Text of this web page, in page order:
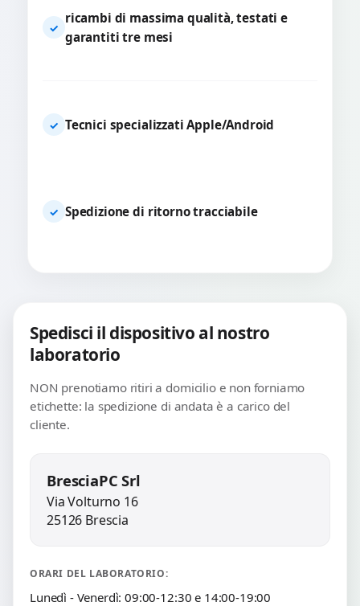
✓
ricambi di massima qualità, testati e
garantiti tre mesi
✓ Tecnici specializzati Apple/Android
✓ Spedizione di ritorno tracciabile
Spedisci il dispositivo al nostro
laboratorio
NON prenotiamo ritiri a domicilio e non forniamo
etichette: la spedizione di andata è a carico del
cliente.
BresciaPC Srl
Via Volturno 16
25126 Brescia
ORARI DEL LABORATORIO:
Lunedì - Venerdì: 09:00-12:30 e 14:00-19:00